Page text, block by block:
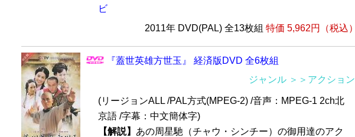
ビ
2011年 DVD(PAL) 全13枚組 特価 5,962円（税込）
『蓋世英雄方世玉』 経済版DVD 全6枚組
ジャンル ＞＞アクション
(リージョンALL /PAL方式(MPEG-2) /音声：MPEG-1 2ch北
京語 /字幕：中文簡体字)
【解説】 あの周星馳（チャウ・シンチー）の御用達のアク